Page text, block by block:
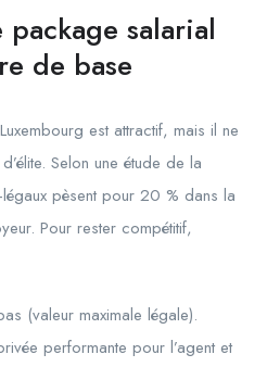
salarial
de base
est attractif, mais il ne
Selon une étude de la
pèsent pour 20 % dans la
Pour rester compétitif,
(valeur maximale légale).
performante pour l’agent et